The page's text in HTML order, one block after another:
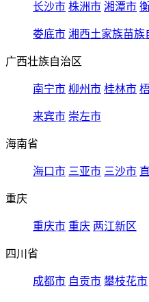
长沙市 株洲市 湘潭市
娄底市 湘西土家族苗族
广西壮族自治区
南宁市 柳州市 桂林市
来宾市 崇左市
海南省
海口市 三亚市 三沙市
重庆
重庆市 重庆 两江新区
四川省
成都市 自贡市 攀枝花市